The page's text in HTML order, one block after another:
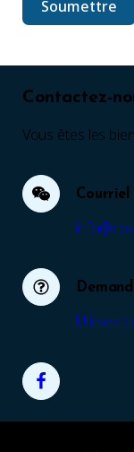
Contactez-
Vous êtes les
Courriel
Utilisez
Soumettre